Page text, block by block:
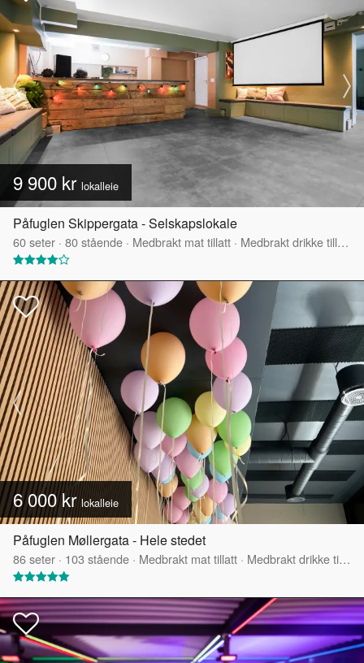
9 900 kr lokalleie
Påfuglen Skippergata - Selskapslokale
60seter · 80stående · Medbrakt mat tillatt · Medbrakt drikke tillatt
6 000 krlokalleie
Påfuglen Møllergata - Hele stedet
86seter · 103 stående · Medbrakt mat tillatt · Medbrakt drikke tillatt